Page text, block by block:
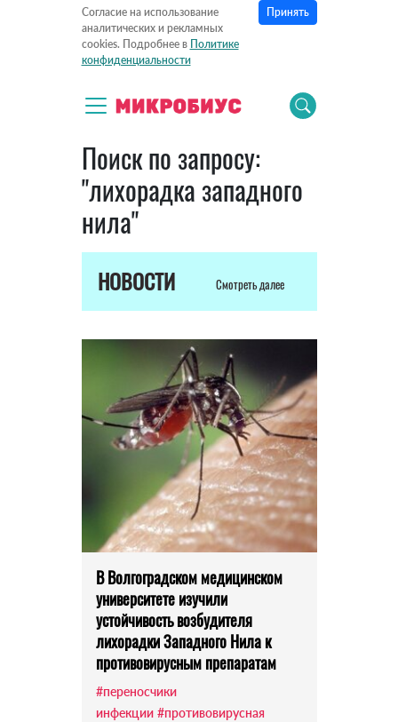
Согласие на использование
аналитических и рекламных
cookies. Подробнее в Политике
конфиденциальности
Принять
Поиск по запросу:
"лихорадка западного
нила"
НОВОСТИ Смотреть далее
В Волгоградском медицинском
университете изучили
устойчивость возбудителя
лихорадки Западного Нила к
противовирусным препаратам
#переносчики
инфекции #противовирусная